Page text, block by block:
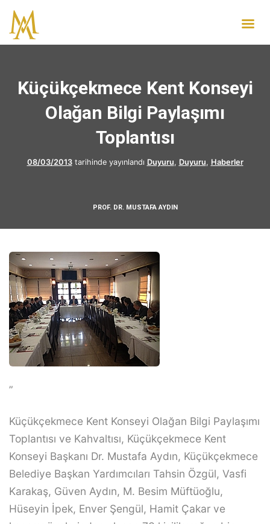
Küçükçekmece Kent Konseyi
Olağan Bilgi Paylaşımı
Toplantısı
08/03/2013tarihinde yayınlandı Duyuru, Duyuru, Haberler
PROF. DR. MUSTAFA AYDIN
”
Küçükçekmece Kent Konseyi Olağan Bilgi Paylaşımı
Toplantısı ve Kahvaltısı, Küçükçekmece Kent
Konseyi Başkanı Dr. Mustafa Aydın, Küçükçekmece
Belediye Başkan Yardımcıları Tahsin Özgül, Vasfi
Karakaş, Güven Aydın, M. Besim Müftüoğlu,
Hüseyin İpek, Enver Şengül, Hamit Çakar ve